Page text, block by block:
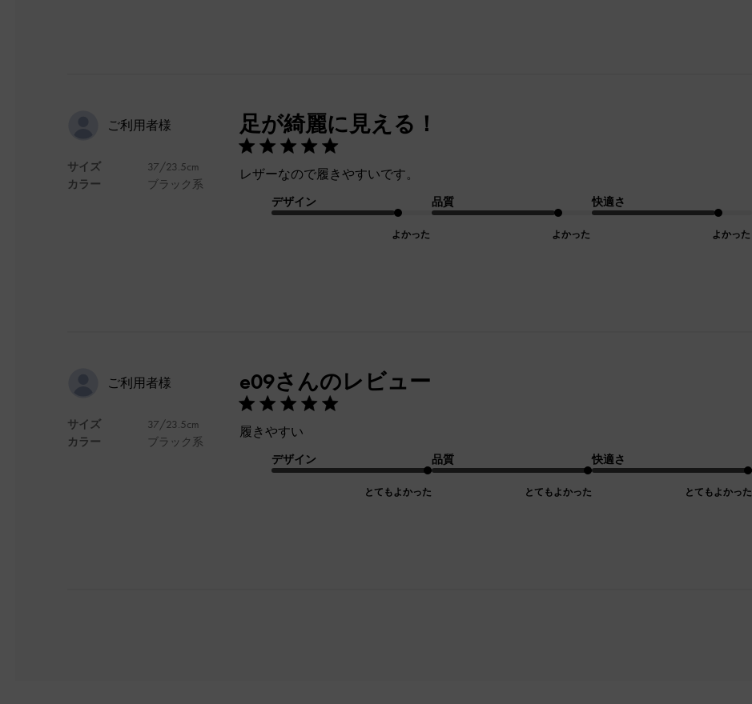
ご利用者様
サイズ
カラー
37/23.5cm
ブラック系
足が綺麗に見える！
レザーなので履きやすいです。
デザイン
よかった
品質
よかった
快適さ
よかった
ご利用者様
サイズ
カラー
37/23.5cm
ブラック系
e09さんのレビュー
履きやすい
デザイン
とてもよかった
品質
とてもよかった
快適さ
とてもよかった